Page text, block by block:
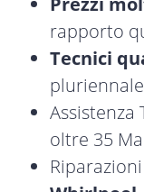
rapporto
Tecnici
Assistenza
oltre 35